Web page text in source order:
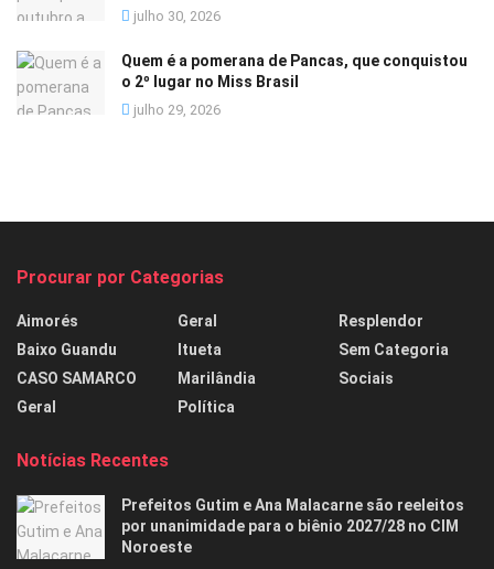
julho 30, 2026
Quem é a pomerana de Pancas, que conquistou
o 2º lugar no Miss Brasil
julho 29, 2026
Procurar por Categorias
Aimorés
Baixo Guandu
CASO SAMARCO
Geral
Geral
Itueta
Marilândia
Política
Resplendor
Sem Categoria
Sociais
Notícias Recentes
Prefeitos Gutim e Ana Malacarne são reeleitos
por unanimidade para o biênio 2027/28 no CIM
Noroeste